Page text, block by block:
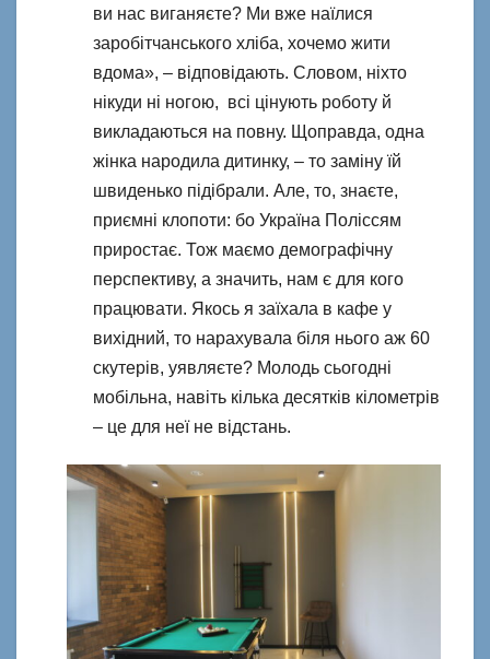
ви нас виганяєте? Ми вже наїлися
заробітчанського хліба, хочемо жити
вдома», – відповідають. Словом, ніхто
нікуди ні ногою, всі цінують роботу й
викладаються на повну. Щоправда, одна
жінка народила дитинку, – то заміну їй
швиденько підібрали. Але, то, знаєте,
приємні клопоти: бо Україна Поліссям
приростає. Тож маємо демографічну
перспективу, а значить, нам є для кого
працювати. Якось я заїхала в кафе у
вихідний, то нарахувала біля нього аж 60
скутерів, уявляєте? Молодь сьогодні
мобільна, навіть кілька десятків кілометрів
– це для неї не відстань.